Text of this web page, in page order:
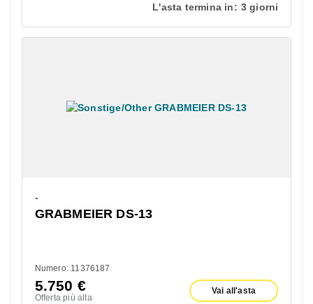
L'asta termina in: 3 giorni
-
GRABMEIER DS-13
Numero: 11376187
5.750 €
Offerta più alta
Vai all'asta